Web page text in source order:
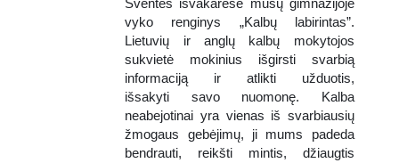
gimnazija
Šventės išvakarėse mūsų gimnazijoje
vyko renginys „Kalbų labirintas”.
Lietuvių ir anglų kalbų mokytojos
sukvietė mokinius išgirsti svarbią
informaciją ir atlikti užduotis,
išsakyti savo nuomonę. Kalba
neabejotinai yra vienas iš svarbiausių
žmogaus gebėjimų, ji mums padeda
bendrauti, reikšti mintis, džiaugtis